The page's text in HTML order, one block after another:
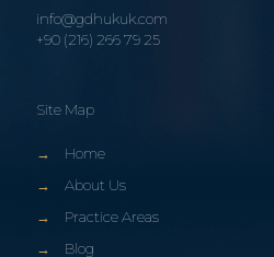
info@gdhukuk.com
+90 (216) 266 79 25
Site Map
→
Home
→
About Us
→
Practice Areas
→
Blog